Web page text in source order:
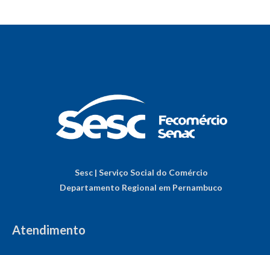
Sesc | Serviço Social do Comércio
Departamento Regional em Pernambuco
Atendimento